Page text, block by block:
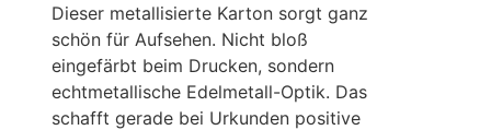
Dieser metallisierte Karton sorgt ganz
schön für Aufsehen. Nicht bloß
eingefärbt beim Drucken, sondern
echtmetallische Edelmetall-Optik. Das
schafft gerade bei Urkunden positive